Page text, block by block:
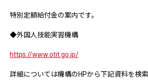
特別定額給付金の案内です。
◆外国人技能実習機構
https://www.otit.go.jp/
詳細については機構のHPから下記資料を検